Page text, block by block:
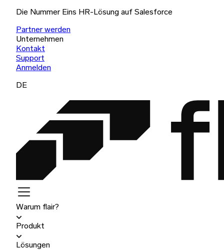
Die Nummer Eins HR-Lösung auf Salesforce
Partner werden
Unternehmen
Kontakt
Support
Anmelden
DE
Warum flair?
Produkt
Lösungen